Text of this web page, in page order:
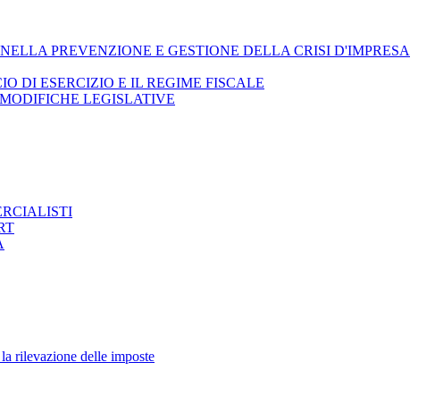
PREVENZIONE E GESTIONE DELLA CRISI D'IMPRESA
DI ESERCIZIO E IL REGIME FISCALE
LEGISLATIVE
rilevazione delle imposte